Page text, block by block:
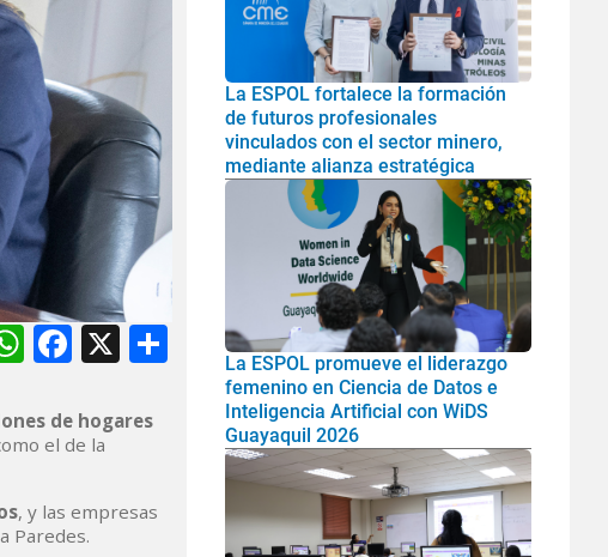
WhatsApp
Facebook
X Share
de hogares
el de la
, y las empresas
Paredes.
La ESPOL fortalece la formación
de futuros profesionales
vinculados con el sector minero,
mediante alianza estratégica
La ESPOL promueve el liderazgo
femenino en Ciencia de Datos e
Inteligencia Artificial con WiDS
Guayaquil 2026